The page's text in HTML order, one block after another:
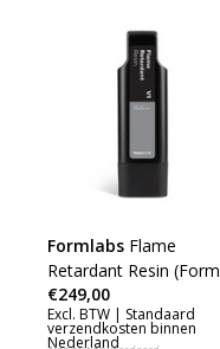
Formlabs Flame
Retardant Resin (Form
4) 1 kg (0.84 L)
€249,00
Excl. BTW | Standaard
verzendkosten binnen
Nederland